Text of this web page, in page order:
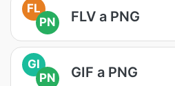
FL
PN
FLV a PNG
GI
PN
GIF a PNG